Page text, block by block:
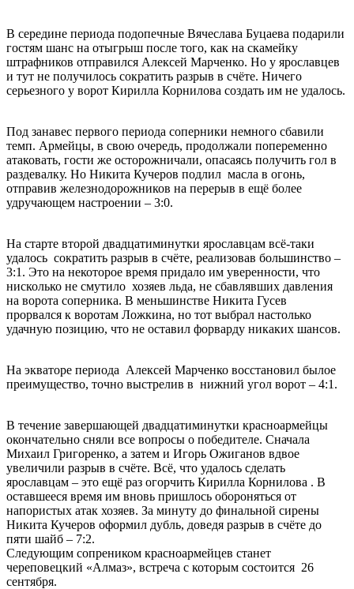
В середине периода подопечные Вячеслава Буцаева подарили
гостям шанс на отыгрыш после того, как на скамейку
штрафников отправился Алексей Марченко. Но у ярославцев
и тут не получилось сократить разрыв в счёте. Ничего
серьезного у ворот Кирилла Корнилова создать им не удалось.
Под занавес первого периода соперники немного сбавили
темп. Армейцы, в свою очередь, продолжали попеременно
атаковать, гости же осторожничали, опасаясь получить гол в
раздевалку. Но Никита Кучеров подлил масла в огонь,
отправив железнодорожников на перерыв в ещё более
удручающем настроении – 3:0.
На старте второй двадцатиминутки ярославцам всё-таки
удалось сократить разрыв в счёте, реализовав большинство –
3:1. Это на некоторое время придало им уверенности, что
нисколько не смутило хозяев льда, не сбавлявших давления
на ворота соперника. В меньшинстве Никита Гусев
прорвался к воротам Ложкина, но тот выбрал настолько
удачную позицию, что не оставил форварду никаких шансов.
На экваторе периода Алексей Марченко восстановил былое
преимущество, точно выстрелив в нижний угол ворот – 4:1.
В течение завершающей двадцатиминутки красноармейцы
окончательно сняли все вопросы о победителе. Сначала
Михаил Григоренко, а затем и Игорь Ожиганов вдвое
увеличили разрыв в счёте. Всё, что удалось сделать
ярославцам – это ещё раз огорчить Кирилла Корнилова . В
оставшееся время им вновь пришлось обороняться от
напористых атак хозяев. За минуту до финальной сирены
Никита Кучеров оформил дубль, доведя разрыв в счёте до
пяти шайб – 7:2.
Следующим сопреником красноармейцев станет
череповецкий «Алмаз», встреча с которым состоится 26
сентября.